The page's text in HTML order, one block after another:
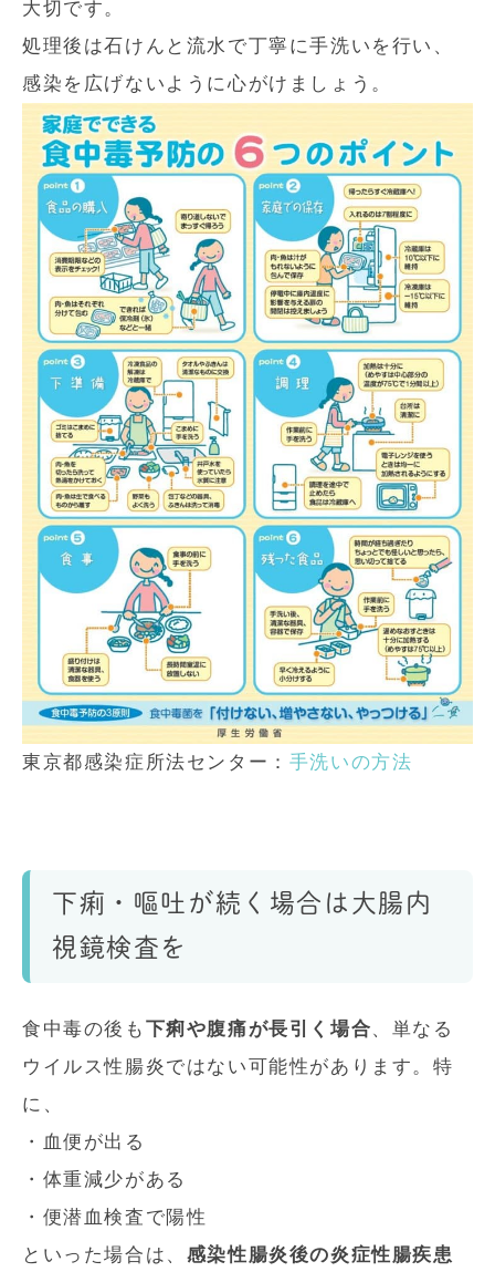
大切です。
処理後は石けんと流水で丁寧に手洗いを行い、
感染を広げないように心がけましょう。
東京都感染症所法センター： 手洗いの方法
下痢・嘔吐が続く場合は大腸内
視鏡検査を
食中毒の後も 下痢や腹痛が長引く場合、単なる
ウイルス性腸炎ではない可能性があります。特
に、
・血便が出る
・体重減少がある
・便潜血検査で陽性
といった場合は、 感染性腸炎後の炎症性腸疾患